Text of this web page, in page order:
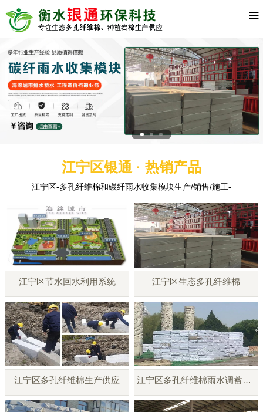
江宁区银通 · 热销产品
江宁区-多孔纤维棉和碳纤雨水收集模块生产/销售/施工-
江宁区节水回水利用系统 江宁区生态多孔纤维棉
江宁区多孔纤维棉生产供应 江宁区多孔纤维棉雨水调蓄模块